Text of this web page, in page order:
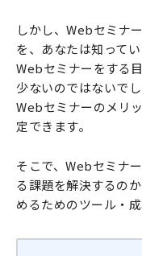
しかし、Webセミナ
を、あなたは知って
Webセミナーをする
少ないのではないでし
Webセミナーのメリ
定できます。
そこで、Webセミナ
る課題を解決するの
めるためのツール・